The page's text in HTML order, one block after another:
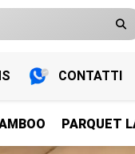
CONTATTI
PARQUET